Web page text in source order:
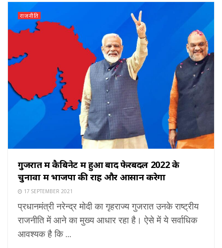
राजनीति
गुजरात में कैबिनेट में हुआ बाद फेरबदल 2022 के
चुनावों में भाजपा की राह और आसान करेगा
17 SEPTEMBER 2021
प्रधानमंत्री नरेन्द्र मोदी का गृहराज्य गुजरात उनके राष्ट्रीय
राजनीति में आने का मुख्य आधार रहा है। ऐसे में ये सर्वाधिक
आवश्यक है कि ...